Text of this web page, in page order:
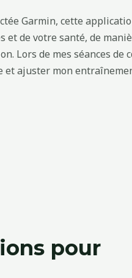
Garmin, cette
et de votre santé, de
Lors de mes séances de
et ajuster mon
pour